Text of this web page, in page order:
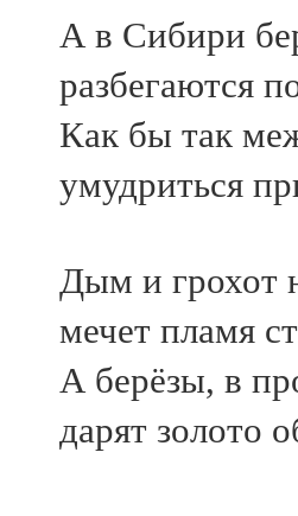
А в Сибири
разбегаются
Как бы так
умудриться
Дым и грохот
мечет пламя
А берёзы, в
дарят золото